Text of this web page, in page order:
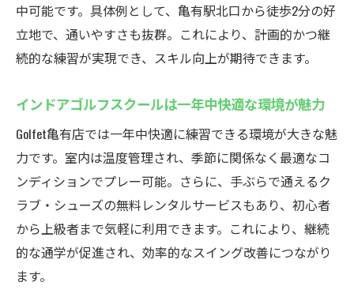
中可能です。具体例として、亀有駅北口から徒歩2分の好
立地で、通いやすさも抜群。これにより、計画的かつ継
続的な練習が実現でき、スキル向上が期待できます。
インドアゴルフスクールは一年中快適な環境が魅力
Golfet亀有店では一年中快適に練習できる環境が大きな魅
力です。室内は温度管理され、季節に関係なく最適なコ
ンディションでプレー可能。さらに、手ぶらで通えるク
ラブ・シューズの無料レンタルサービスもあり、初心者
から上級者まで気軽に利用できます。これにより、継続
的な通学が促進され、効率的なスイング改善につながり
ます。